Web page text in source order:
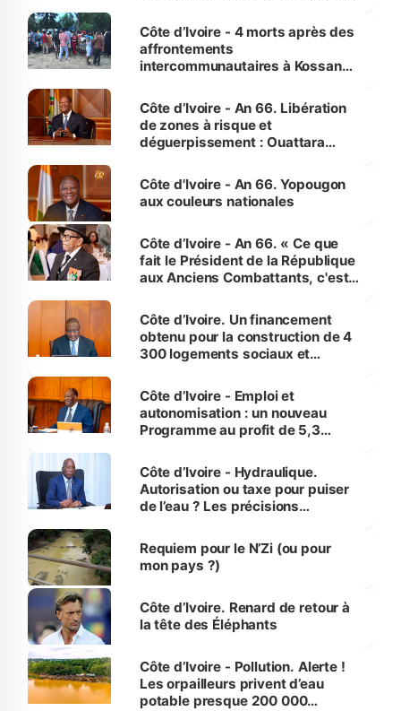
générations futures »
Côte d’Ivoire - 4 morts après des
affrontements
intercommunautaires à Kossandji
milieu des sinistrés
Côte d’Ivoire - An 66. Libération
de zones à risque et
déguerpissement : Ouattara
l'Etat de droit pour préserver les
vies humaines »
Côte d'Ivoire - An 66. Yopougon
aux couleurs nationales
Côte d’Ivoire - An 66. « Ce que
fait le Président de la République
aux Anciens Combattants, c'est
Côte d’Ivoire. Un financement
obtenu pour la construction de 4
300 logements sociaux et
et Yamoussoukro
Côte d’Ivoire - Emploi et
autonomisation : un nouveau
Programme au profit de 5,3
Côte d’Ivoire - Hydraulique.
Autorisation ou taxe pour puiser
de l’eau ? Les précisions
Requiem pour le N’Zi (ou pour
mon pays ?)
Côte d’Ivoire. Renard de retour à
la tête des Éléphants
Côte d’Ivoire - Pollution. Alerte !
Les orpailleurs privent d’eau
potable presque 200 000